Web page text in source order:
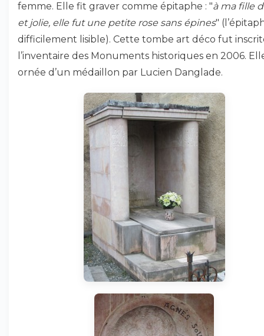
femme. Elle fit graver comme épitaphe : "à ma fille
et jolie, elle fut une petite rose sans épines"
difficilement lisible). Cette tombe art déco fut
l’inventaire des Monuments historiques en 2006.
ornée d’un médaillon par Lucien Danglade.